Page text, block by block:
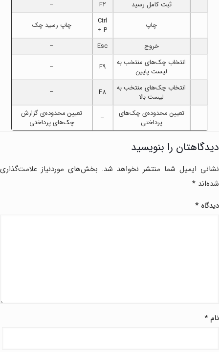
ثبت کامل رسید F2
–
چاپ
Ctrl
+ P
چاپ رسید چک
خروج Esc
–
انتخاب چک‌های منتخب به
لیست پایین
F9
–
انتخاب چک‌های منتخب به
لیست بالا
F8
–
تعیین محدوده‌ی چک‌های
پرداختی
–
تعیین محدوده‌ی گزارش
چک‌های پرداختی
دیدگاهتان را بنویسید
نشانی ایمیل شما منتشر نخواهد شد. بخش‌های موردنیاز علامت‌گذاری
شده‌اند *
دیدگاه*
نام*